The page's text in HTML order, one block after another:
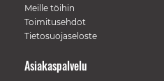
Meille töihin
Toimitusehdot
Tietosuojaseloste
Asiakaspalvelu